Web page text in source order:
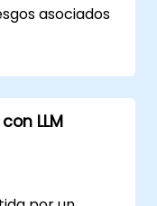
asociados
de
normativo y las
con
una
LLM